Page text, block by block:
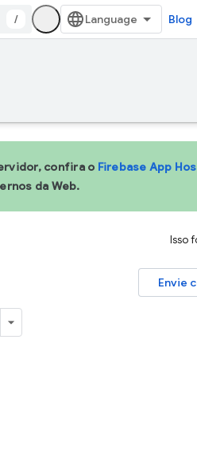
/ Blog
confira o Firebase App
da Web.
Isso
Envie